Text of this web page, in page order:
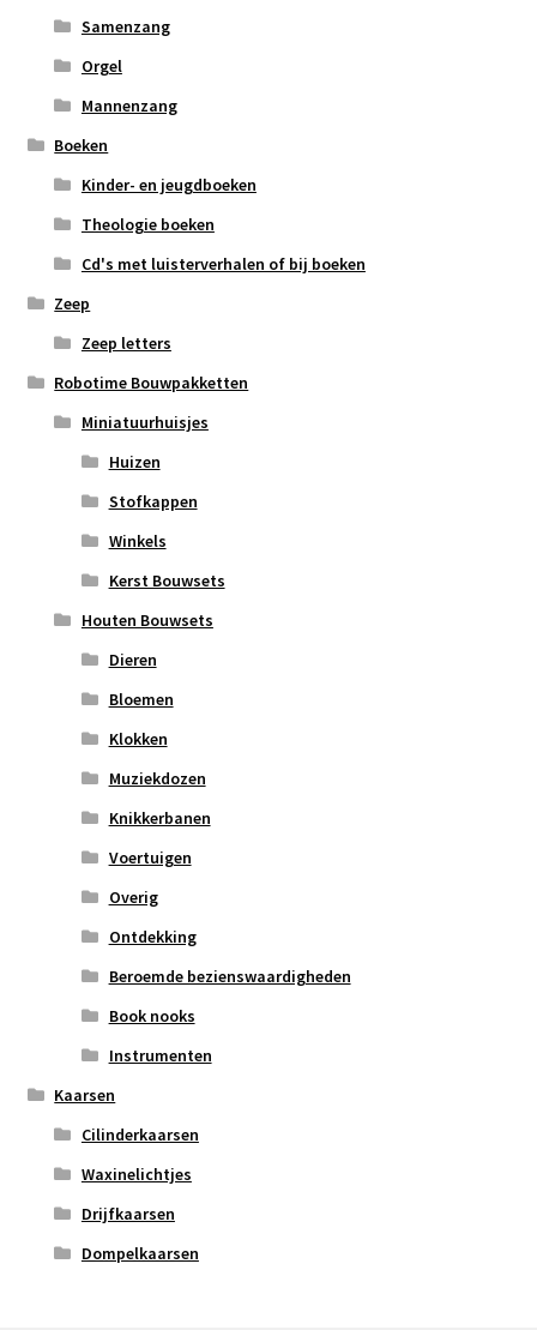
Samenzang
Orgel
Mannenzang
Boeken
Kinder- en jeugdboeken
Theologie boeken
Cd's met luisterverhalen of bij boeken
Zeep
Zeep letters
Robotime Bouwpakketten
Miniatuurhuisjes
Huizen
Stofkappen
Winkels
Kerst Bouwsets
Houten Bouwsets
Dieren
Bloemen
Klokken
Muziekdozen
Knikkerbanen
Voertuigen
Overig
Ontdekking
Beroemde bezienswaardigheden
Book nooks
Instrumenten
Kaarsen
Cilinderkaarsen
Waxinelichtjes
Drijfkaarsen
Dompelkaarsen